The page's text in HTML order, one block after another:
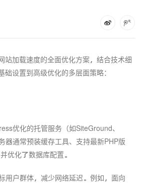
站加载速度的全面优化方案，结合技术细
设置到高级优化的多层面策略：
优化的托管服务（如SiteGround、
器通常预装缓存工具、支持最新PHP版
优化了数据库配置。
用户群体，减少网络延迟。例如，面向